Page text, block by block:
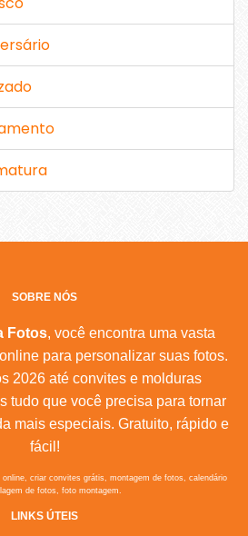
SOBRE NÓS
Fotos, você encontra uma vasta
para personalizar suas fotos.
2026 até convites e molduras
tudo que você precisa para tornar
mais especiais. Gratuito, rápido e
fácil!
criar convites grátis, montagem de fotos, calendário
de fotos, foto montagem.
LINKS ÚTEIS